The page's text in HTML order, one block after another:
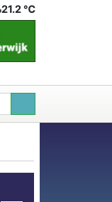
21.2 ℃